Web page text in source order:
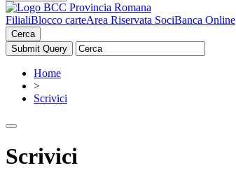
FilialiBlocco carteArea Riservata SociBanca Online
Cerca
Home
>
Scrivici
Scrivici